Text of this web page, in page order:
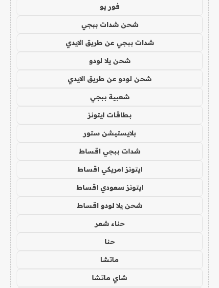
فور يو
شحن شدات ببجي
شدات ببجي عن طريق الايدي
شحن يلا لودو
شحن لودو عن طريق الايدي
شعبية ببجي
بطاقات ايتونز
بلايستيشن ستور
شدات ببجي اقساط
ايتونز امريكي اقساط
ايتونز سعودي اقساط
شحن يلا لودو اقساط
حناء شعر
حنا
ماتشا
شاي ماتشا